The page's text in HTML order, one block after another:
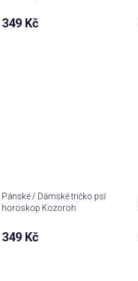
349 Kč
Pánské / Dámské tričko psí
horoskop Kozoroh
349 Kč